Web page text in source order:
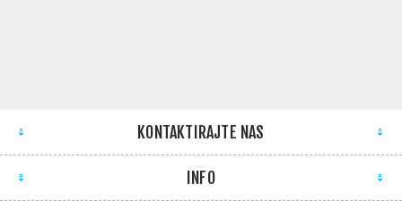
KONTAKTIRAJTE NAS
INFO